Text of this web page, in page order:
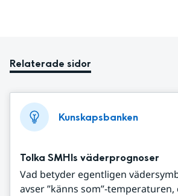
Relaterade sidor
Kunskapsbanken
Tolka SMHIs väderprognoser
Vad betyder egentligen
avser ”känns som”-